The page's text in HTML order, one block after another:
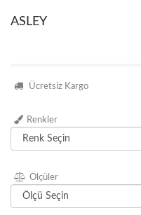
ASLEY
Ücretsiz Kargo
Renkler
Ölçüler